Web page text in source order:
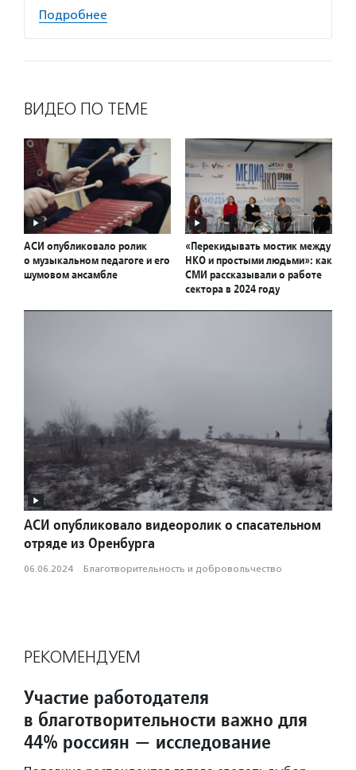
Подробнее
ВИДЕО ПО ТЕМЕ
АСИ опубликовало ролик
о музыкальном педагоге и его
шумовом ансамбле
«Перекидывать мостик между
НКО и простыми людьми»: как
СМИ рассказывали о работе
сектора в 2024 году
АСИ опубликовало видеоролик о спасательном
отряде из Оренбурга
06.06.2024 · Благотвори­тель­ность и доброволь­чест­во
РЕКОМЕНДУЕМ
Участие работодателя
в благотворительности важно для
44% россиян — исследование